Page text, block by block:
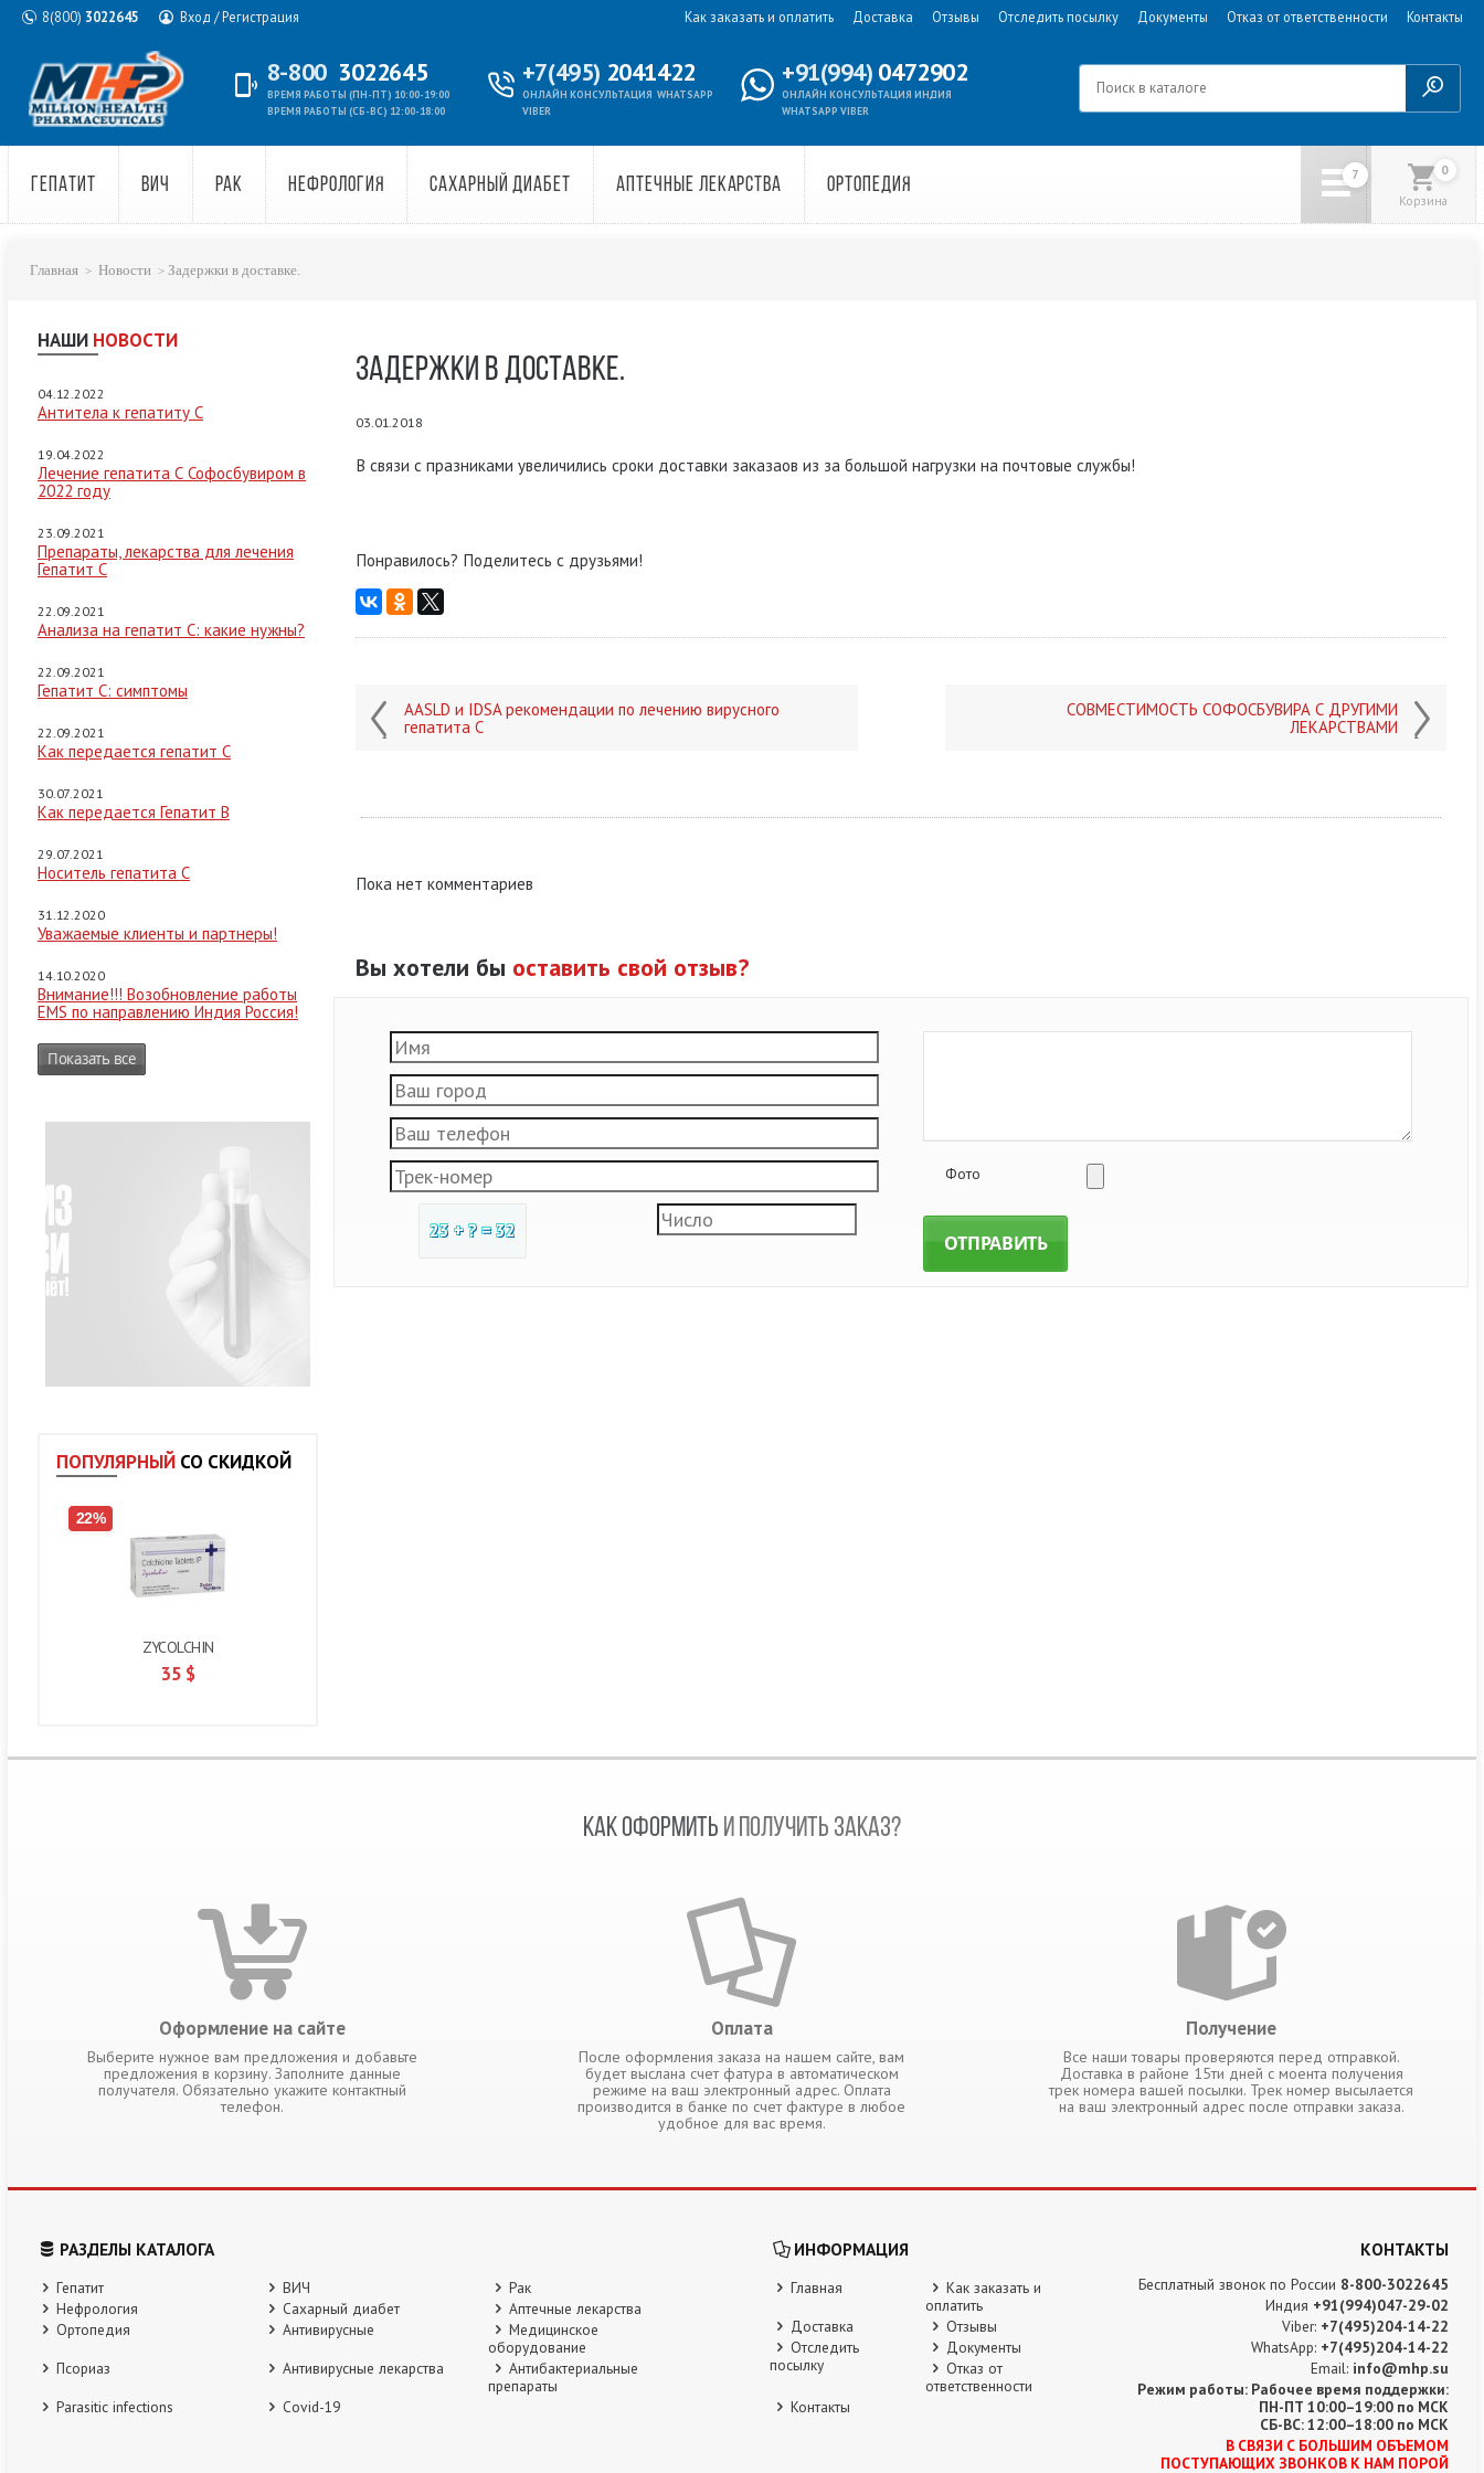
8(800) 3022645 Вход / Регистрация Как заказать и оплатить Доставка Отзывы Отследить посылку Документы Отказ от ответственности Контакты
8-800 3022645
ВРЕМЯ РАБОТЫ (ПН-ПТ) 10:00-19:00
ВРЕМЯ РАБОТЫ (СБ-ВС) 12:00-18:00
+7(495) 2041422
ОНЛАЙН КОНСУЛЬТАЦИЯ WHATSAPP
VIBER
+91(994) 0472902
ОНЛАЙН КОНСУЛЬТАЦИЯ ИНДИЯ
WHATSAPP VIBER
ГЕПАТИТ ВИЧ РАК НЕФРОЛОГИЯ САХАРНЫЙ ДИАБЕТ АПТЕЧНЫЕ ЛЕКАРСТВА ОРТОПЕДИЯ
0
Корзина
Главная Новости Задержки в доставке.
НАШИ НОВОСТИ
04.12.2022
Антитела к гепатиту C
19.04.2022
Лечение гепатита С Софосбувиром в
2022 году
23.09.2021
Препараты, лекарства для лечения
Гепатит С
22.09.2021
Анализа на гепатит С: какие нужны?
22.09.2021
Гепатит C: симптомы
22.09.2021
Как передается гепатит С
30.07.2021
Как передается Гепатит B
29.07.2021
Носитель гепатита С
31.12.2020
Уважаемые клиенты и партнеры!
14.10.2020
Внимание!!! Возобновление работы
EMS по направлению Индия Россия!
Показать все
ПОПУЛЯРНЫЙ СО СКИДКОЙ
ZYCOLCHIN
35 $
22%
ЗАДЕРЖКИ В ДОСТАВКЕ.
03.01.2018
В связи с празниками увеличились сроки доставки заказаов из за большой нагрузки на почтовые службы!
Понравилось? Поделитесь с друзьями!
AASLD и IDSA рекомендации по лечению вирусного
гепатита С
СОВМЕСТИМОСТЬ СОФОСБУВИРА С ДРУГИМИ
ЛЕКАРСТВАМИ
Пока нет комментариев
Вы хотели бы оставить свой отзыв?
23 + ? = 32
Фото
КАК ОФОРМИТЬ И ПОЛУЧИТЬ ЗАКАЗ?
Оформление на сайте
Выберите нужное вам предложения и добавьте
предложения в корзину. Заполните данные
получателя. Обязательно укажите контактный
телефон.
Оплата
После оформления заказа на нашем сайте, вам
будет выслана счет фатура в автоматическом
режиме на ваш электронный адрес. Оплата
производится в банке по счет фактуре в любое
удобное для вас время.
Получение
Все наши товары проверяются перед отправкой.
Доставка в районе 15ти дней с моента получения
трек номера вашей посылки. Трек номер высылается
на ваш электронный адрес после отправки заказа.
РАЗДЕЛЫ КАТАЛОГА
Гепатит ВИЧ
Рак
Нефрология
Сахарный диабет
Аптечные лекарства
Ортопедия
Антивирусные
Медицинское
оборудование
Псориаз
Антивирусные лекарства
Антибактериальные
препараты
Parasitic infections
Covid-19
ИНФОРМАЦИЯ
Главная
Как заказать и
оплатить
Доставка
Отзывы
Отследить
посылку
Документы
Отказ от
ответственности
Контакты
КОНТАКТЫ
Бесплатный звонок по России 8-800-3022645
Индия +91(994)047-29-02
Viber: +7(495)204-14-22
WhatsApp: +7(495)204-14-22
Email: info@mhp.su
Режим работы: Рабочее время поддержки:
ПН-ПТ 10:00–19:00 по МСК
СБ-ВС: 12:00–18:00 по МСК
В CВЯЗИ С БОЛЬШИМ ОБЪЕМОМ
ПОСТУПАЮЩИХ ЗВОНКОВ К НАМ ПОРОЙ